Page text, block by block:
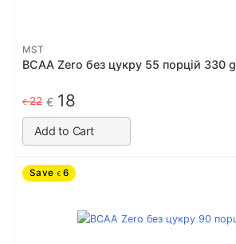
MST
BCAA Zero без цукру 55 порцiй 330 g
€22 € 18
Add to Cart
Save € 6